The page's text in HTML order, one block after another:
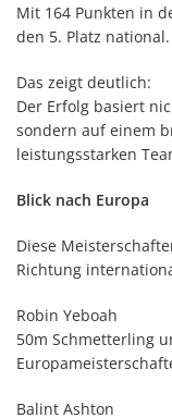
Mit 164 Punkten in
den 5. Platz national.
Das zeigt deutlich:
Der Erfolg basiert
sondern auf einem
leistungsstarken
Blick nach Europa
Diese
Richtung
Robin Yeboah
50m Schmetterling
Balint Ashton